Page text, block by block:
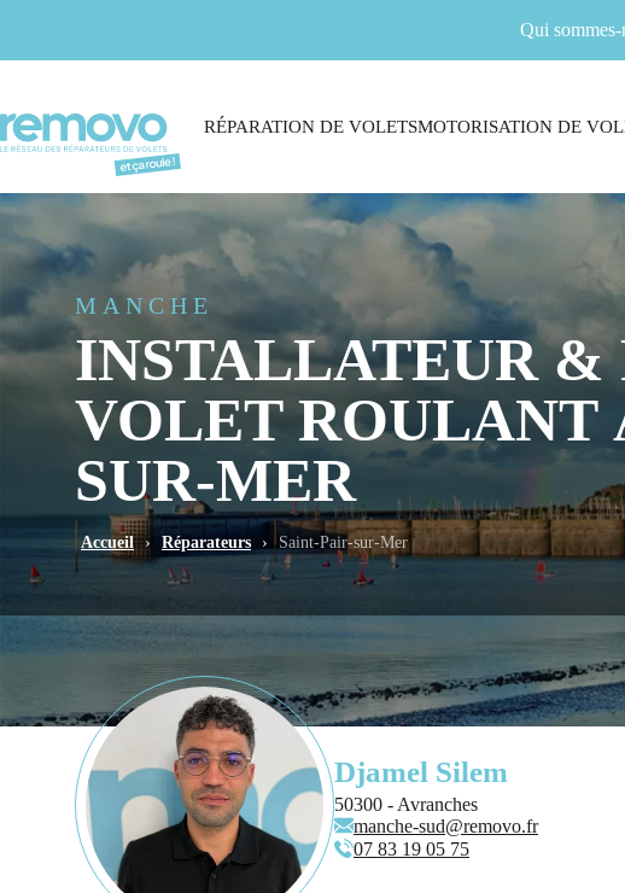
Qui sommes-
RÉPARATION DE VOLETSMOTORISATION DE
MANCHE
INSTALLATEUR &
VOLET ROULANT
SUR-MER
Accueil › Réparateurs › Saint-Pair-sur-Mer
Djamel Silem
50300 - Avranches
manche-sud@removo.fr
07 83 19 05 75